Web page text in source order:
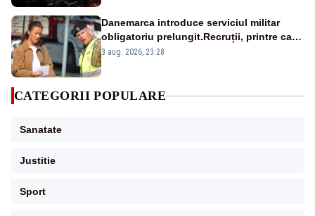
Danemarca introduce serviciul militar
obligatoriu prelungit.Recruții, printre care
și prințesa Isabella, vor face 11 luni de
3 aug. 2026, 23:28
CATEGORII POPULARE
Sanatate
Justitie
Sport